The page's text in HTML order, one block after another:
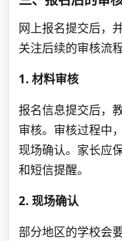
网上报名提交后，
关注后续的审核流程
1. 材料审核
报名信息提交后，
审核。审核过程中
现场确认。家长应
和短信提醒。
2. 现场确认
部分地区的学校会